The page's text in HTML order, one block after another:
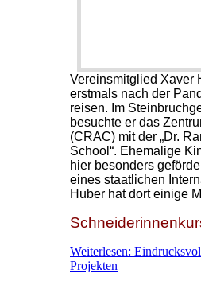
Vereinsmitglied Xaver
erstmals nach der
reisen. Im
besuchte er das
(CRAC) mit der „Dr.
School“. Ehemalige
hier besonders
eines staatlichen
Huber hat dort einige
Weiterlesen:
Projekten